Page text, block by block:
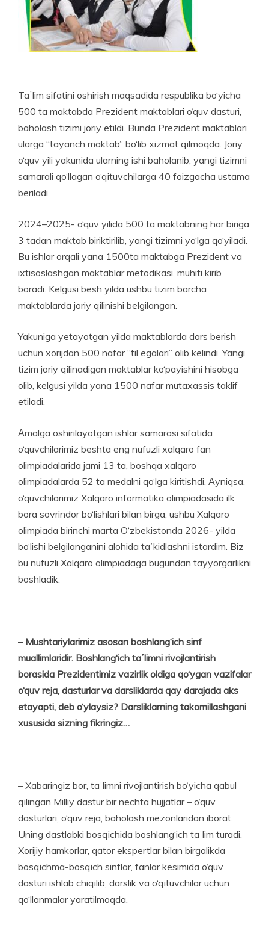
Taʼlim sifatini oshirish maqsadida respublika bo‘yicha
500 ta maktabda Prezident maktablari o‘quv dasturi,
baholash tizimi joriy etildi. Bunda Prezident maktablari
ularga “tayanch maktab” bo‘lib xizmat qilmoqda. Joriy
o‘quv yili yakunida ularning ishi baholanib, yangi tizimni
samarali qo‘llagan o‘qituvchilarga 40 foizgacha ustama
beriladi.
2024–2025- o‘quv yilida 500 ta maktabning har biriga
3 tadan maktab biriktirilib, yangi tizimni yo‘lga qo‘yiladi.
Bu ishlar orqali yana 1500ta maktabga Prezident va
ixtisoslashgan maktablar metodikasi, muhiti kirib
boradi. Kelgusi besh yilda ushbu tizim barcha
maktablarda joriy qilinishi belgilangan.
Yakuniga yetayotgan yilda maktablarda dars berish
uchun xorijdan 500 nafar “til egalari” olib kelindi. Yangi
tizim joriy qili­nadigan maktablar ko‘payishini hisobga
olib, kelgusi yilda yana 1500 nafar mutaxassis taklif
etiladi.
Аmalga oshirilayotgan ishlar samarasi sifatida
o‘quvchilari­miz beshta eng nufuzli xalqaro fan
olimpiadalarida jami 13 ta, boshqa xalqaro
olimpiadalarda 52 ta medalni qo‘lga kiritishdi. Аyniqsa,
o‘quvchilarimiz Xalqaro informatika olimpiadasida ilk
bora sovrindor bo‘lishlari bilan birga, ushbu Xalqaro
olimpiada birinchi marta O‘zbekistonda 2026- yilda
bo‘lishi belgilanganini alohida taʼkidlashni istardim. Biz
bu nufuz­li Xalqaro olimpiadaga bugundan tayyorgarlikni
boshladik.
– Mushtariylarimiz asosan boshlang‘ich sinf
muallimlaridir. Boshlang‘ich taʼlimni rivojlantirish
borasida Prezidentimiz vazirlik oldiga qo‘ygan vazifalar
o‘quv reja, dasturlar va darsliklarda qay darajada aks
etayapti, deb o‘ylaysiz? Darsliklarning takomillashgani
xususida sizning fikringiz…
– Xabaringiz bor, taʼlimni rivoj­lantirish bo‘yicha qabul
qilingan Milliy dastur bir nechta hujjatlar – o‘quv
dasturlari, o‘quv reja, baholash mezonlaridan iborat.
Uning dastlabki bosqichida boshlang‘ich taʼlim turadi.
Xorijiy hamkorlar, qator ekspertlar bilan birgalikda
bosqichma-bosqich sinflar, fanlar kesimida o‘quv
dasturi ishlab chiqilib, darslik va o‘qituvchilar uchun
qo‘llanmalar yaratilmoqda.